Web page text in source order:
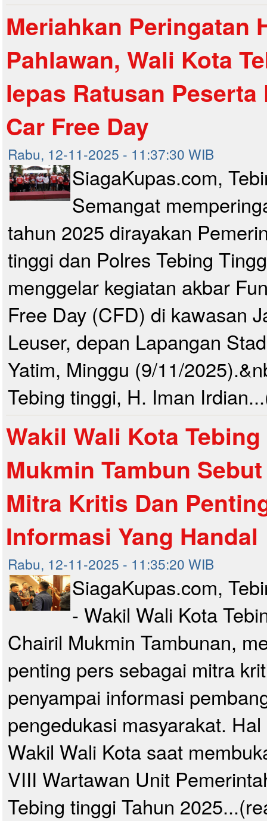
Meriahkan Peringatan
Pahlawan, Wali Kota
lepas Ratusan Peserta
Car Free Day
Rabu, 12-11-2025 - 11:37:30 WIB
SiagaKupas.com,
Semangat
tahun 2025 dirayakan
tinggi dan Polres Tebing
menggelar kegiatan akbar
Free Day (CFD) di kawasan
Leuser, depan Lapangan
Yatim, Minggu (9/11/
Tebing tinggi, H. Iman
Wakil Wali Kota
Mukmin Tambun
Mitra Kritis Dan
Informasi Yang Handal
Rabu, 12-11-2025 - 11:35:20 WIB
SiagaKupas.com,
- Wakil Wali Kota
Chairil Mukmin Tambunan,
penting pers sebagai mitra
penyampai informasi
pengedukasi masyarakat.
Wakil Wali Kota saat
VIII Wartawan Unit
Tebing tinggi Tahun